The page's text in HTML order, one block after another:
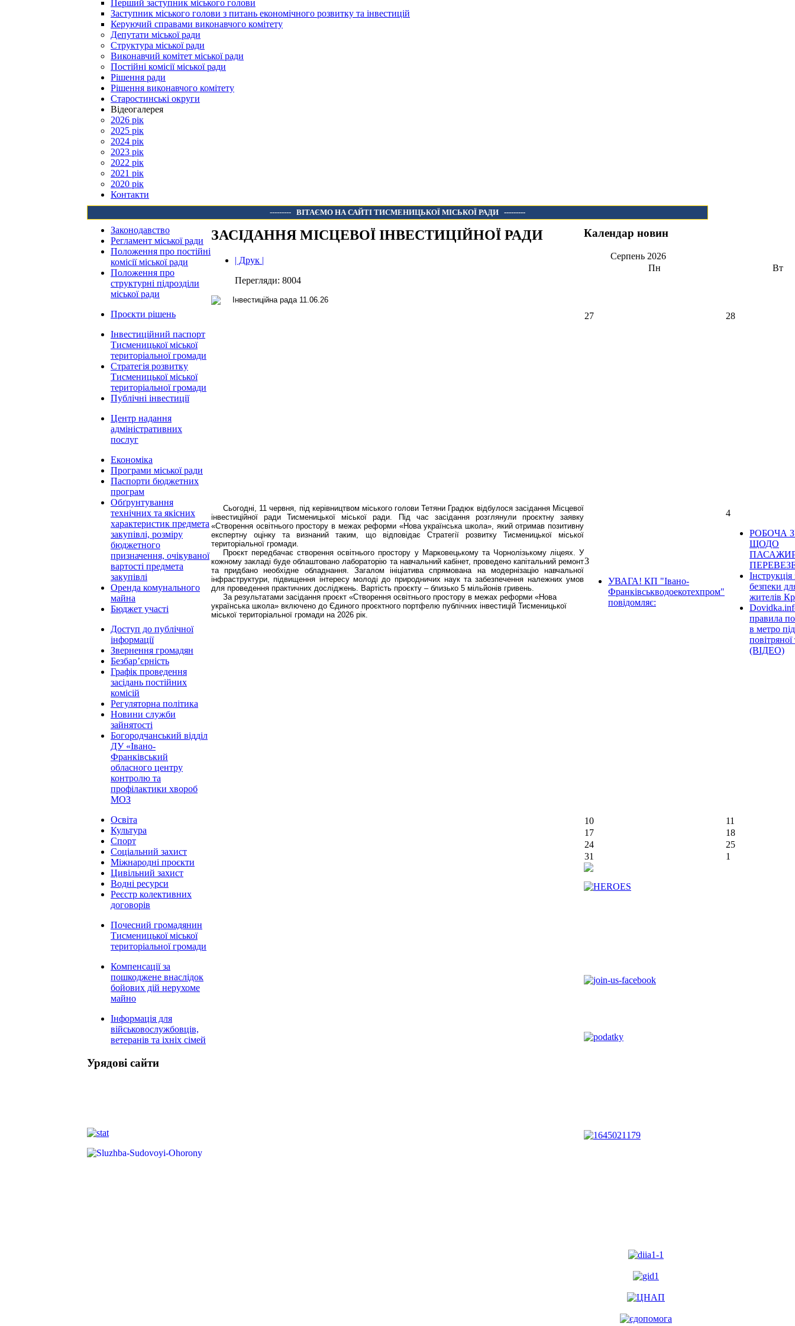
Перший заступник міського голови
Заступник міського голови з питань економічного розвитку та інвестицій
Керуючий справами виконавчого комітету
Депутати міської ради
Структура міської ради
Виконавчий комітет міської ради
Постійні комісії міської ради
Рішення ради
Рішення виконавчого комітету
Старостинські округи
Відеогалерея
2026 рік
2025 рік
2024 рік
2023 рік
2022 рік
2021 рік
2020 рік
Контакти
--------- ВІТАЄМО НА САЙТІ ТИСМЕНИЦЬКОЇ МІСЬКОЇ РАДИ ---------
Законодавство
Регламент міської ради
Положення про постійні
комісії міської ради
Положення про
структурні підрозділи
міської ради
Проєкти рішень
Інвестиційний паспорт
Тисменицької міської
територіальної громади
Стратегія розвитку
Тисменицької міської
територіальної громади
Публічні інвестиції
Центр надання
адміністративних
послуг
Економіка
Програми міської ради
Паспорти бюджетних
програм
Обґрунтування
технічних та якісних
характеристик предмета
закупівлі, розміру
бюджетного
призначення, очікуваної
вартості предмета
закупівлі
Оренда комунального
майна
Бюджет участі
Доступ до публічної
інформації
Звернення громадян
Безбар’єрність
Графік проведення
засідань постійних
комісій
Регуляторна політика
Новини служби
зайнятості
Богородчанський відділ
ДУ «Івано-
Франківський
обласного центру
контролю та
профілактики хвороб
МОЗ
Освіта
Культура
Спорт
Соціальний захист
Міжнародні проєкти
Цивільний захист
Водні ресурси
Реєстр колективних
договорів
Почесний громадянин
Тисменицької міської
територіальної громади
Компенсації за
пошкоджене внаслідок
бойових дій нерухоме
майно
Інформація для
військовослужбовців,
ветеранів та іхніх сімей
Урядові сайти
ЗАСІДАННЯ МІСЦЕВОЇ ІНВЕСТИЦІЙНОЇ РАДИ
| Друк |
Перегляди: 8004
Сьогодні, 11 червня, під керівництвом міського голови Тетяни Градюк відбулося засідання Місцевої
інвестиційної ради Тисменицької міської ради. Під час засідання розглянули проєктну заявку
«Створення освітнього простору в межах реформи «Нова українська школа», який отримав позитивну
експертну оцінку та визнаний таким, що відповідає Стратегії розвитку Тисменицької міської
територіальної громади.
Проєкт передбачає створення освітнього простору у Марковецькому та Чорнолізькому ліцеях. У
кожному закладі буде облаштовано лабораторію та навчальний кабінет, проведено капітальний ремонт
та придбано необхідне обладнання. Загалом ініціатива спрямована на модернізацію навчальної
інфраструктури, підвищення інтересу молоді до природничих наук та забезпечення належних умов
для проведення практичних досліджень. Вартість проєкту – близько 5 мільйонів гривень.
За результатами засідання проєкт «Створення освітнього простору в межах реформи «Нова
українська школа» включено до Єдиного проєктного портфелю публічних інвестицій Тисменицької
міської територіальної громади на 2026 рік.
Календар новин
Серпень 2026
Пн
Вт
27 28
3
УВАГА! КП "Івано-
Франківськводоекотехпром"
повідомляє:
4
РОБОЧА
ЩОДО
Інструкція
безпеки
жителів
правила
в метро
(ВІДЕО)
10
11
17
18
24
25
31
1